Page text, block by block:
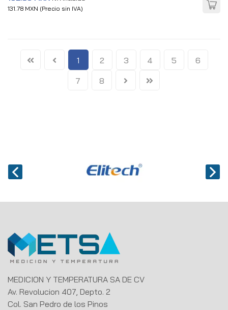
131.78 MXN (Precio sin IVA)
1 2 3 4 5
6
7
8
MEDICION Y TEMPERATURA SA DE CV
Av. Revolucion 407, Depto. 2
Col. San Pedro de los Pinos